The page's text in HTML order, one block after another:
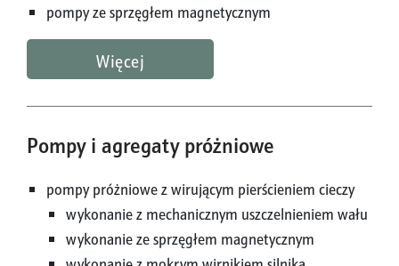
pompy ze sprzęgłem magnetycznym
Więcej
Pompy i agregaty próżniowe
pompy próżniowe z wirującym pierścieniem cieczy
wykonanie z mechanicznym uszczelnieniem wału
wykonanie ze sprzęgłem magnetycznym